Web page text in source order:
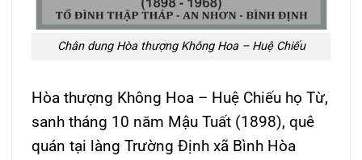
Chân dung Hòa thượng Không Hoa – Huệ Chiếu
Hòa thượng Không Hoa – Huệ Chiếu họ Từ,
sanh tháng 10 năm Mậu Tuất (1898), quê
quán tại làng Trường Định xã Bình Hòa